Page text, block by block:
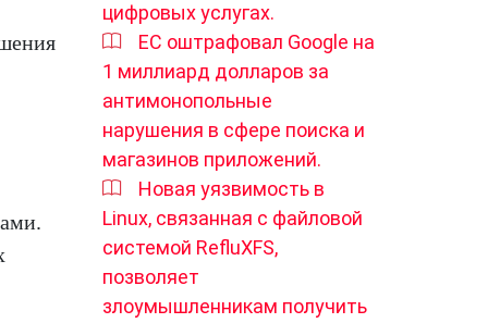
цифровых услугах.
ЕС оштрафовал Google на
1 миллиард долларов за
антимонопольные
нарушения в сфере поиска и
магазинов приложений.
Новая уязвимость в
Linux, связанная с файловой
системой RefluXFS,
позволяет
злоумышленникам получить